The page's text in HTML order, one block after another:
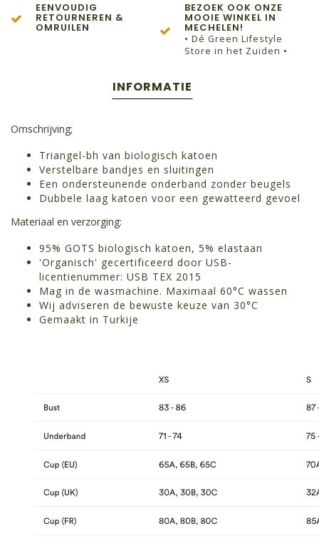
EENVOUDIG
RETOURNEREN &
OMRUILEN
BEZOEK OOK ONZE
MOOIE WINKEL IN
MECHELEN!
• Dé Green Lifestyle
Store in het Zuiden •
INFORMATIE
Omschrijving;
Triangel-bh van biologisch katoen
Verstelbare bandjes en sluitingen
Een ondersteunende onderband zonder beugels
Dubbele laag katoen voor een gewatteerd gevoel
Materiaal en verzorging:
95% GOTS biologisch katoen, 5% elastaan
'Organisch' gecertificeerd door USB-
licentienummer: USB TEX 2015
Mag in de wasmachine. Maximaal 60°C wassen
Wij adviseren de bewuste keuze van 30°C
Gemaakt in Turkije